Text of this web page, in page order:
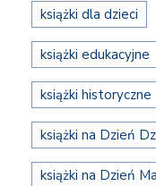
książki dla dzieci
książki edukacyjne
książki historyczne
książki na Dzień
książki na Dzień